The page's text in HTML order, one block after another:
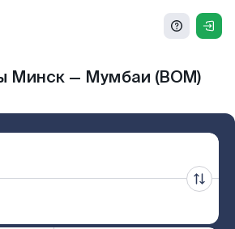
Минск — Мумбаи (BOM)